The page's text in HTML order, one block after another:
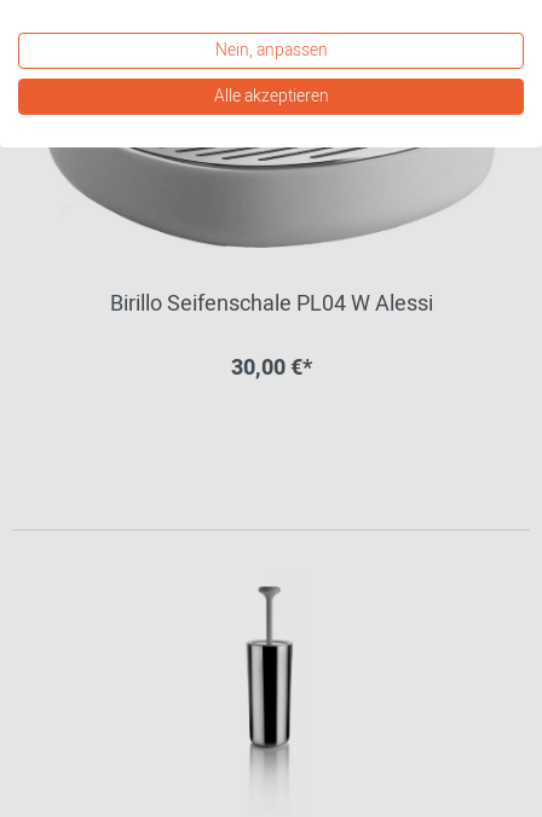
Birillo Seifenschale PL04 W Alessi
30,00 €*
Nein, anpassen
Alle akzeptieren